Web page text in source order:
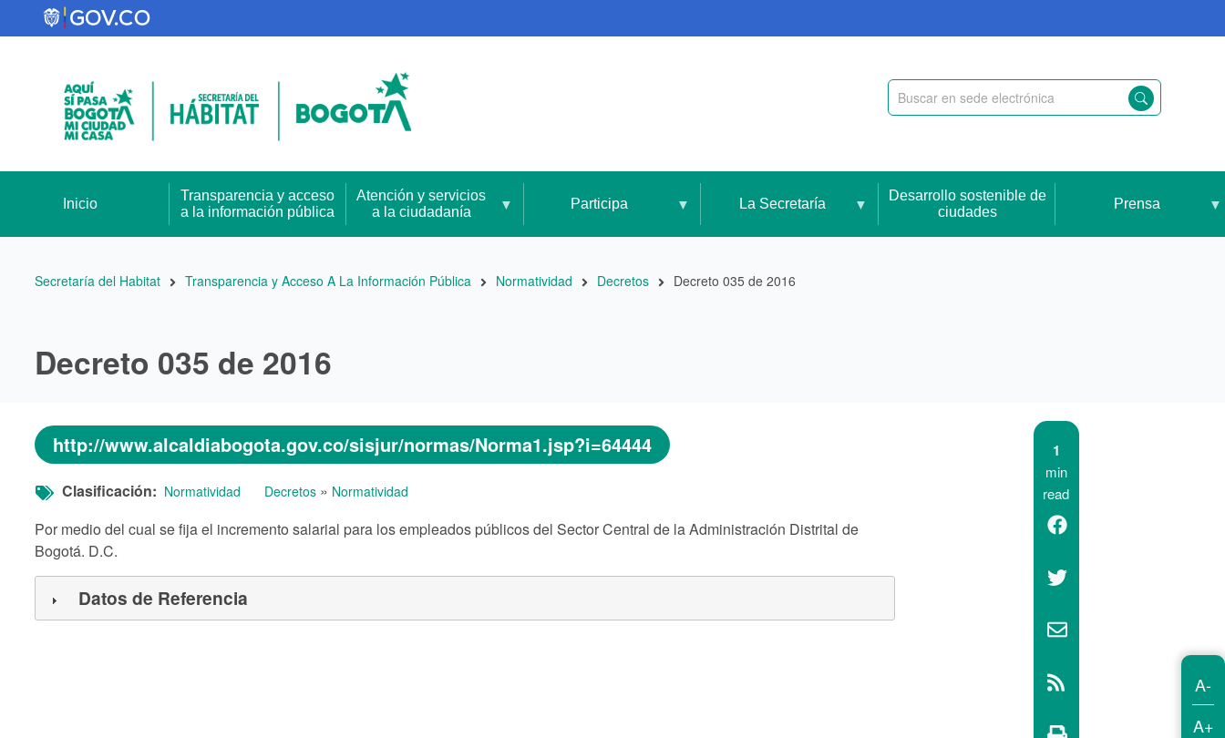
al
Inicio
Transparencia y acceso
a la información pública
Atención y servicios
a la ciudadanía
Participa La Secretaría
Desarrollo sostenible de
ciudades
Prensa
Ruta
navegación
Secretaría del Habitat Transparencia y Acceso A La Información Pública Normatividad Decretos Decreto 035 de 2016
Decreto 035 de 2016
http://www.alcaldiabogota.gov.co/sisjur/normas/Norma1.jsp?i=64444
Clasificación Normatividad Decretos » Normatividad
Por medio del cual se fija el incremento salarial para los empleados públicos del Sector Central de la Administración Distrital de
Bogotá. D.C.
Datos de Referencia
1
min
read
A-
A+